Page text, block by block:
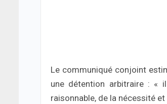
Le communiqué conjoint
une détention arbitraire : «
raisonnable, de la nécessité